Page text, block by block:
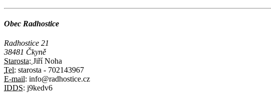
Obec Radhostice
Radhostice 21
38481 Čkyně
Starosta: Jiří Noha
Tel: starosta - 702143967
E-mail: info@radhostice.cz
IDDS: j9kedv6